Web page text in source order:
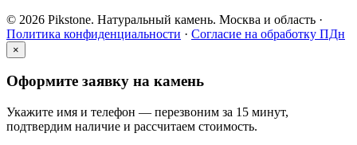
© 2026 Pikstone. Натуральный камень. Москва и область ·
Политика конфиденциальности · Согласие на обработку ПДн
×
Оформите заявку на камень
Укажите имя и телефон — перезвоним за 15 минут,
подтвердим наличие и рассчитаем стоимость.